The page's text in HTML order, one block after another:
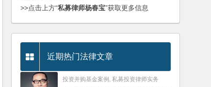
>>点击上方“私募律师杨春宝”获取更多信息
近期热门法律文章
投资并购基金案例, 私募投资律师实务